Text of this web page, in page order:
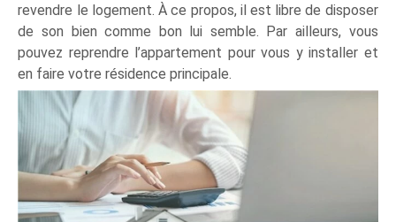
revendre le logement. À ce propos, il est libre de disposer
de son bien comme bon lui semble. Par ailleurs, vous
pouvez reprendre l’appartement pour vous y installer et
en faire votre résidence principale.